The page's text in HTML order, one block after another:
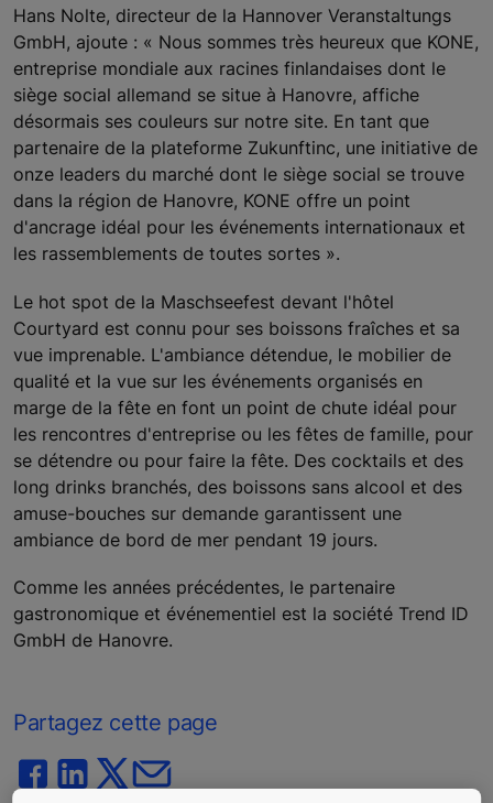
Hans Nolte, directeur de la Hannover Veranstaltungs
GmbH, ajoute : « Nous sommes très heureux que KONE,
entreprise mondiale aux racines finlandaises dont le
siège social allemand se situe à Hanovre, affiche
désormais ses couleurs sur notre site. En tant que
partenaire de la plateforme Zukunftinc, une initiative de
onze leaders du marché dont le siège social se trouve
dans la région de Hanovre, KONE offre un point
d'ancrage idéal pour les événements internationaux et
les rassemblements de toutes sortes ».
Le hot spot de la Maschseefest devant l'hôtel
Courtyard est connu pour ses boissons fraîches et sa
vue imprenable. L'ambiance détendue, le mobilier de
qualité et la vue sur les événements organisés en
marge de la fête en font un point de chute idéal pour
les rencontres d'entreprise ou les fêtes de famille, pour
se détendre ou pour faire la fête. Des cocktails et des
long drinks branchés, des boissons sans alcool et des
amuse-bouches sur demande garantissent une
ambiance de bord de mer pendant 19 jours.
Comme les années précédentes, le partenaire
gastronomique et événementiel est la société Trend ID
GmbH de Hanovre.
Partagez cette page